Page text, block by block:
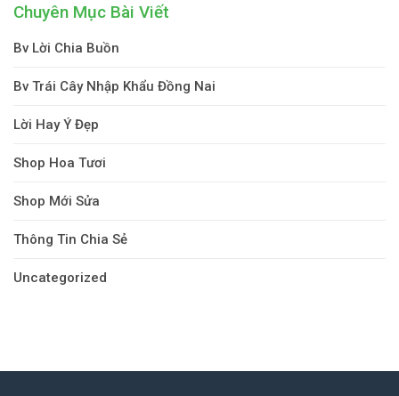
Chuyên Mục Bài Viết
Bv Lời Chia Buồn
Bv Trái Cây Nhập Khẩu Đồng Nai
Lời Hay Ý Đẹp
Shop Hoa Tươi
Shop Mới Sửa
Thông Tin Chia Sẻ
Uncategorized